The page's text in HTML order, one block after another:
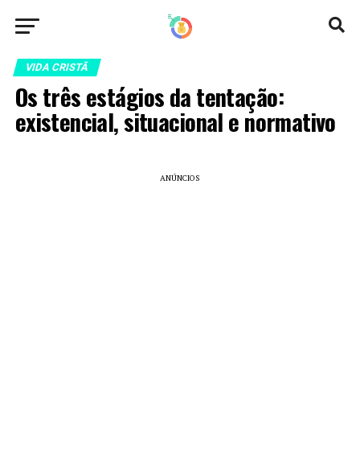
VIDA CRISTÃ
Os três estágios da tentação:
existencial, situacional e normativo
ANÚNCIOS